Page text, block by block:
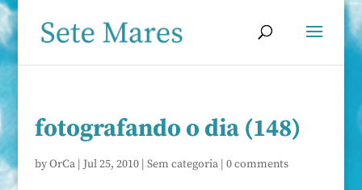
fotografando o dia (148)
byOrCa| Jul 25, 2010| Sem categoria| 0 comments